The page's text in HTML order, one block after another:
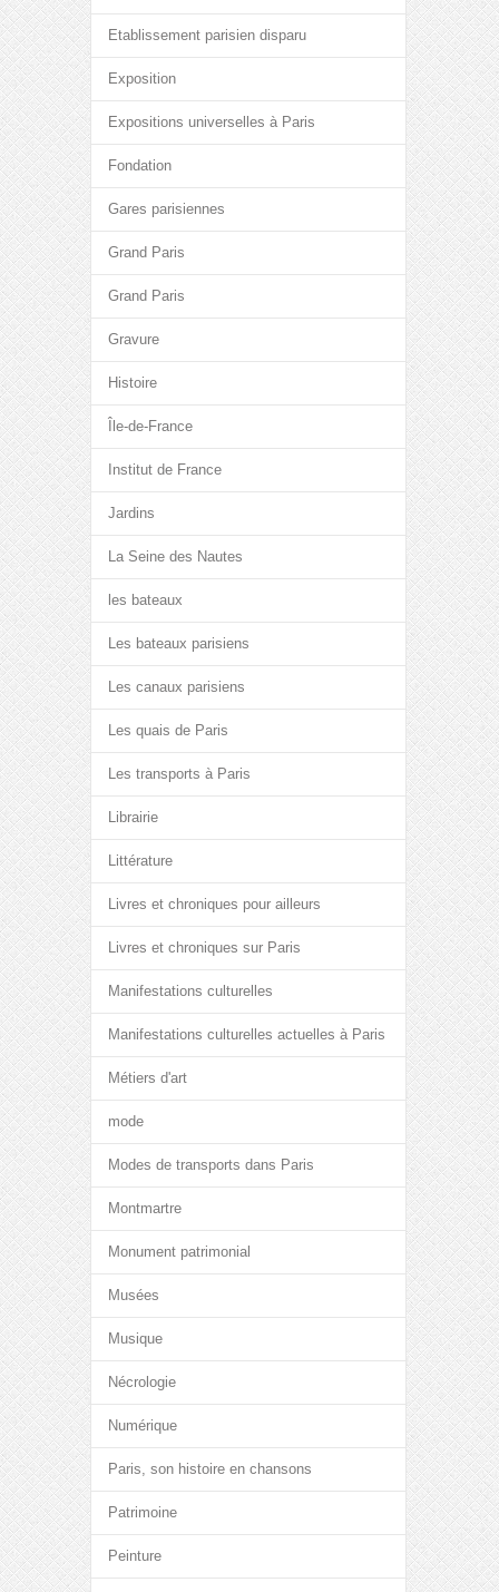
Etablissement parisien disparu
Exposition
Expositions universelles à Paris
Fondation
Gares parisiennes
Grand Paris
Grand Paris
Gravure
Histoire
Île-de-France
Institut de France
Jardins
La Seine des Nautes
les bateaux
Les bateaux parisiens
Les canaux parisiens
Les quais de Paris
Les transports à Paris
Librairie
Littérature
Livres et chroniques pour ailleurs
Livres et chroniques sur Paris
Manifestations culturelles
Manifestations culturelles actuelles à Paris
Métiers d'art
mode
Modes de transports dans Paris
Montmartre
Monument patrimonial
Musées
Musique
Nécrologie
Numérique
Paris, son histoire en chansons
Patrimoine
Peinture